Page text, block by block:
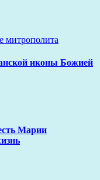
митрополита
иконы Божией
Марии